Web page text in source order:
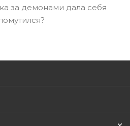
за демонами дала себя